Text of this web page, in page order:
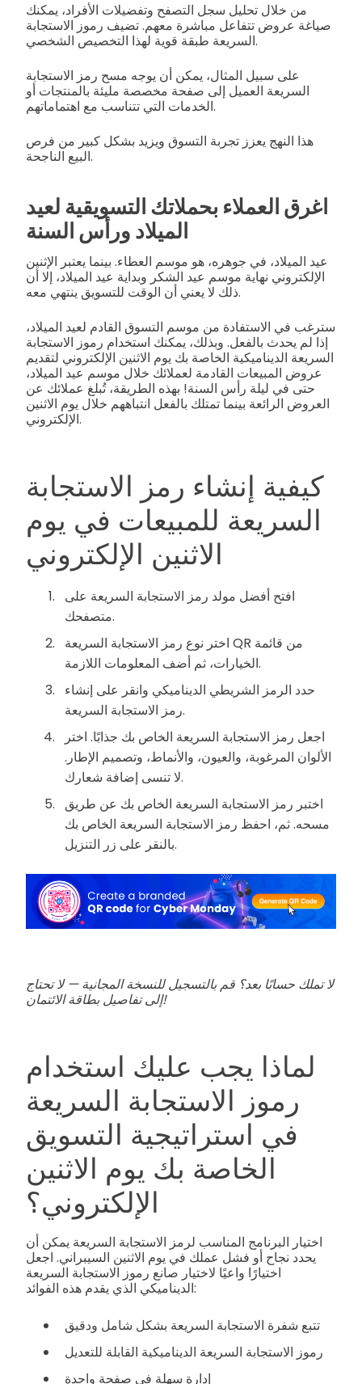
من خلال تحليل سجل التصفح وتفضيلات الأفراد، يمكنك
صياغة عروض تتفاعل مباشرة معهم. تضيف رموز الاستجابة
السريعة طبقة قوية لهذا التخصيص الشخصي.
على سبيل المثال، يمكن أن يوجه مسح رمز الاستجابة
السريعة العميل إلى صفحة مخصصة مليئة بالمنتجات أو
الخدمات التي تتناسب مع اهتماماتهم.
هذا النهج يعزز تجربة التسوق ويزيد بشكل كبير من فرص
البيع الناجحة.
اغرق العملاء بحملاتك التسويقية لعيد
الميلاد ورأس السنة
عيد الميلاد، في جوهره، هو موسم العطاء. بينما يعتبر الإثنين
الإلكتروني نهاية موسم عيد الشكر وبداية عيد الميلاد، إلا أن
ذلك لا يعني أن الوقت للتسويق ينتهي معه.
سترغب في الاستفادة من موسم التسوق القادم لعيد الميلاد،
إذا لم يحدث بالفعل. وبذلك، يمكنك استخدام رموز الاستجابة
السريعة الديناميكية الخاصة بك يوم الاثنين الإلكتروني لتقديم
عروض المبيعات القادمة لعملائك خلال موسم عيد الميلاد،
حتى في ليلة رأس السنة! بهذه الطريقة، تُبلغ عملائك عن
العروض الرائعة بينما تمتلك بالفعل انتباههم خلال يوم الاثنين
الإلكتروني.
كيفية إنشاء رمز الاستجابة
السريعة للمبيعات في يوم
الاثنين الإلكتروني
افتح أفضل مولد رمز الاستجابة السريعة على
متصفحك.
اختر نوع رمز الاستجابة السريعة QR من قائمة
الخيارات، ثم أضف المعلومات اللازمة.
حدد الرمز الشريطي الديناميكي وانقر على إنشاء
رمز الاستجابة السريعة.
اجعل رمز الاستجابة السريعة الخاص بك جذابًا. اختر
الألوان المرغوبة، والعيون، والأنماط، وتصميم الإطار.
لا تنسى إضافة شعارك.
اختبر رمز الاستجابة السريعة الخاص بك عن طريق
مسحه. ثم، احفظ رمز الاستجابة السريعة الخاص بك
بالنقر على زر التنزيل.
لا تملك حسابًا بعد؟ قم بالتسجيل للنسخة المجانية — لا تحتاج
إلى تفاصيل بطاقة الائتمان!
لماذا يجب عليك استخدام
رموز الاستجابة السريعة
في استراتيجية التسويق
الخاصة بك يوم الاثنين
الإلكتروني؟
اختيار البرنامج المناسب لرمز الاستجابة السريعة يمكن أن
يحدد نجاح أو فشل عملك في يوم الاثنين السيبراني. اجعل
اختيارًا واعيًا لاختيار صانع رموز الاستجابة السريعة
الديناميكي الذي يقدم هذه الفوائد:
تتبع شفرة الاستجابة السريعة بشكل شامل ودقيق
رموز الاستجابة السريعة الديناميكية القابلة للتعديل
إدارة سهلة في صفحة واحدة